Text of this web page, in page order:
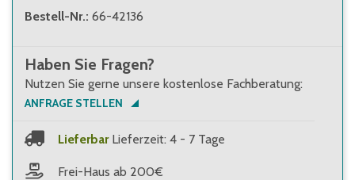
Bestell-Nr.: 66-42136
Haben Sie Fragen?
Nutzen Sie gerne unsere kostenlose Fachberatung:
ANFRAGE STELLEN
Lieferbar Lieferzeit: 4 - 7 Tage
Frei-Haus ab 200€